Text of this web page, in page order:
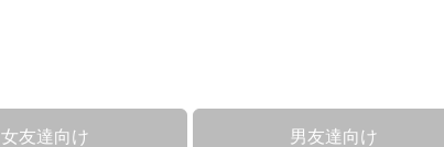
女友達向け 男友達向け